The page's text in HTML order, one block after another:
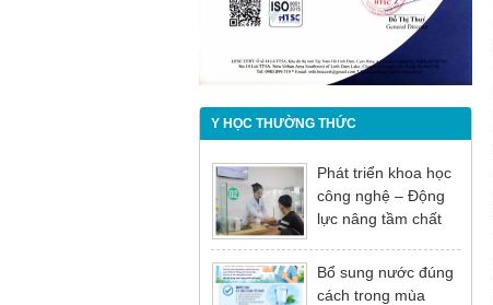
Y HỌC THƯỜNG THỨC
Phát triển khoa học
công nghệ – Động
lực nâng tầm chất
bệnh
Bổ sung nước đúng
cách trong mùa